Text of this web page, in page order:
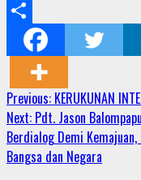
Email
Share
Continue
Reading
Previous: KERUKUNAN
Next: Pdt. Jason
Berdialog Demi
Bangsa dan Negara